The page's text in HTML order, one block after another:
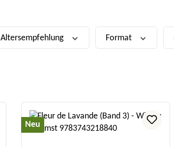
Altersempfehlung Format
Neu